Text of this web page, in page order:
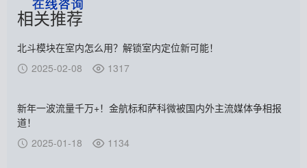
相关推荐
北斗模块在室内怎么用？解锁室内定位新可能！
2025-02-08
1317
新年一波流量千万+！金航标和萨科微被国内外主流媒体争相报
道！
2025-01-18
1134